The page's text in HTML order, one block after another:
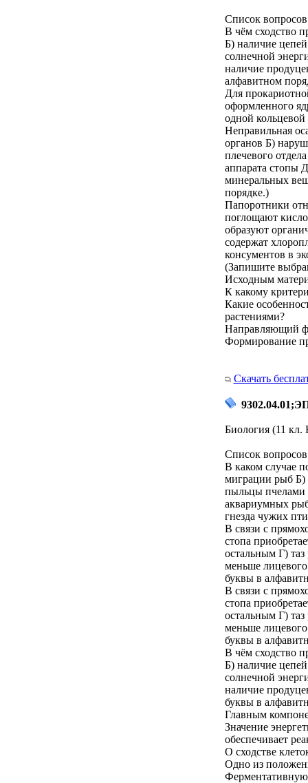
Список вопросов
В чём сходство
Б) наличие
солнечной
наличие
алфавитном
Для
оформленного
одной
Неправильная
органов Б)
плечевого
аппарата стопы
минеральных
порядке.)
Папоротники
поглощают
образуют
содержат
консументов в
(Запишите
Исходным
К какому
Какие
растениями?
Направляющий
Формирование
Скачать
Биология (11
Список вопросов
В каком случае
миграции рыб Б)
пыльцы пчелами
аквариумных
гнезда чужих
В связи с
стопа
остальным Г) таз
меньше
буквы в
В связи с
стопа
остальным Г) таз
меньше
буквы в
В чём сходство
Б) наличие
солнечной
наличие
буквы в
Главным
Значение
обеспечивает
О сходстве
Одно из